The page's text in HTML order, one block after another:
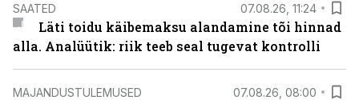
SAATED 07.08.26, 11:24
Läti toidu käibemaksu alandamine tõi hinnad
alla. Analüütik: riik teeb seal tugevat kontrolli
MAJANDUSTULEMUSED 07.08.26, 08:00